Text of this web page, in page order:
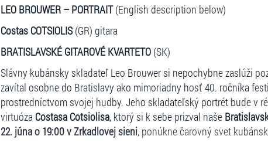
LEO BROUWER – PORTRAIT(English description below)
Costas COTSIOLIS(GR) gitara
BRATISLAVSKÉ GITAROVÉ KVARTETO(SK)
Slávny kubánsky skladateľ Leo Brouwer si nepochybne zaslúži
zavítal osobne do Bratislavy ako mimoriadny hosť 40. ročníka
prostredníctvom svojej hudby. Jeho skladateľský portrét bude v
virtuóza Costasa Cotsiolisa, ktorý si k sebe prizval naše
22. júna o 19:00 v Zrkadlovej sieni, ponúkne čarovný svet